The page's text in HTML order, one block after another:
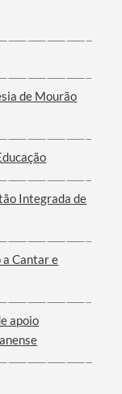
de Mourão
Integrada de
Cantar e
apoio